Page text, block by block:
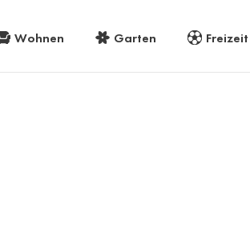
Wohnen Garten Freizeit